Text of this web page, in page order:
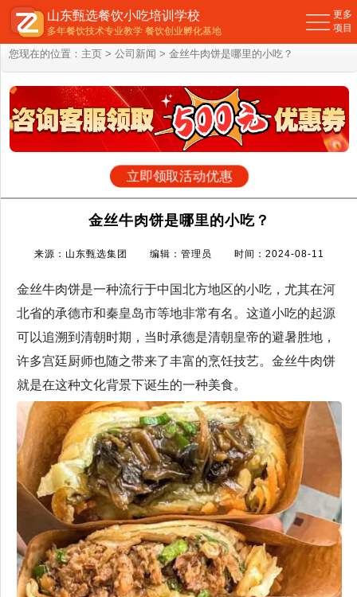
您现在的位置： 主页 > 公司新闻 > 金丝牛肉饼是哪里的小吃？
立即领取活动优惠
金丝牛肉饼是哪里的小吃？
来源：山东甄选集团 编辑：管理员 时间：2024-08-11
金丝牛肉饼是一种流行于中国北方地区的小吃，尤其在河
北省的承德市和秦皇岛市等地非常有名。这道小吃的起源
可以追溯到清朝时期，当时承德是清朝皇帝的避暑胜地，
许多宫廷厨师也随之带来了丰富的烹饪技艺。金丝牛肉饼
就是在这种文化背景下诞生的一种美食。
山东甄选餐饮小吃培训学校
多年餐饮技术专业教学 餐饮创业孵化基地
更多
项目